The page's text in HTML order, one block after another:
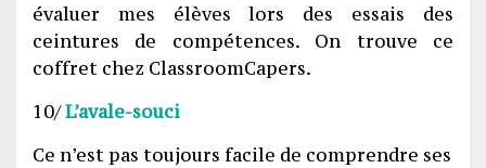
évaluer mes élèves lors des essais des
ceintures de compétences. On trouve ce
coffret chez ClassroomCapers.
10/L’avale-souci
Ce n’est pas toujours facile de comprendre ses